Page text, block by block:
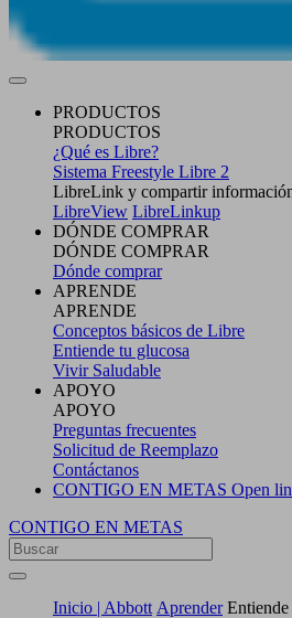
PRODUCTOS
PRODUCTOS
¿Qué es Libre?
Sistema Freestyle Libre 2
LibreLink y compartir
LibreView LibreLinkup
DÓNDE COMPRAR
DÓNDE COMPRAR
Dónde comprar
APRENDE
APRENDE
Conceptos básicos de Libre
Entiende tu glucosa
Vivir Saludable
APOYO
APOYO
Preguntas frecuentes
Solicitud de Reemplazo
Contáctanos
CONTIGO EN METAS Open
CONTIGO EN METAS
Inicio | Abbott Aprender